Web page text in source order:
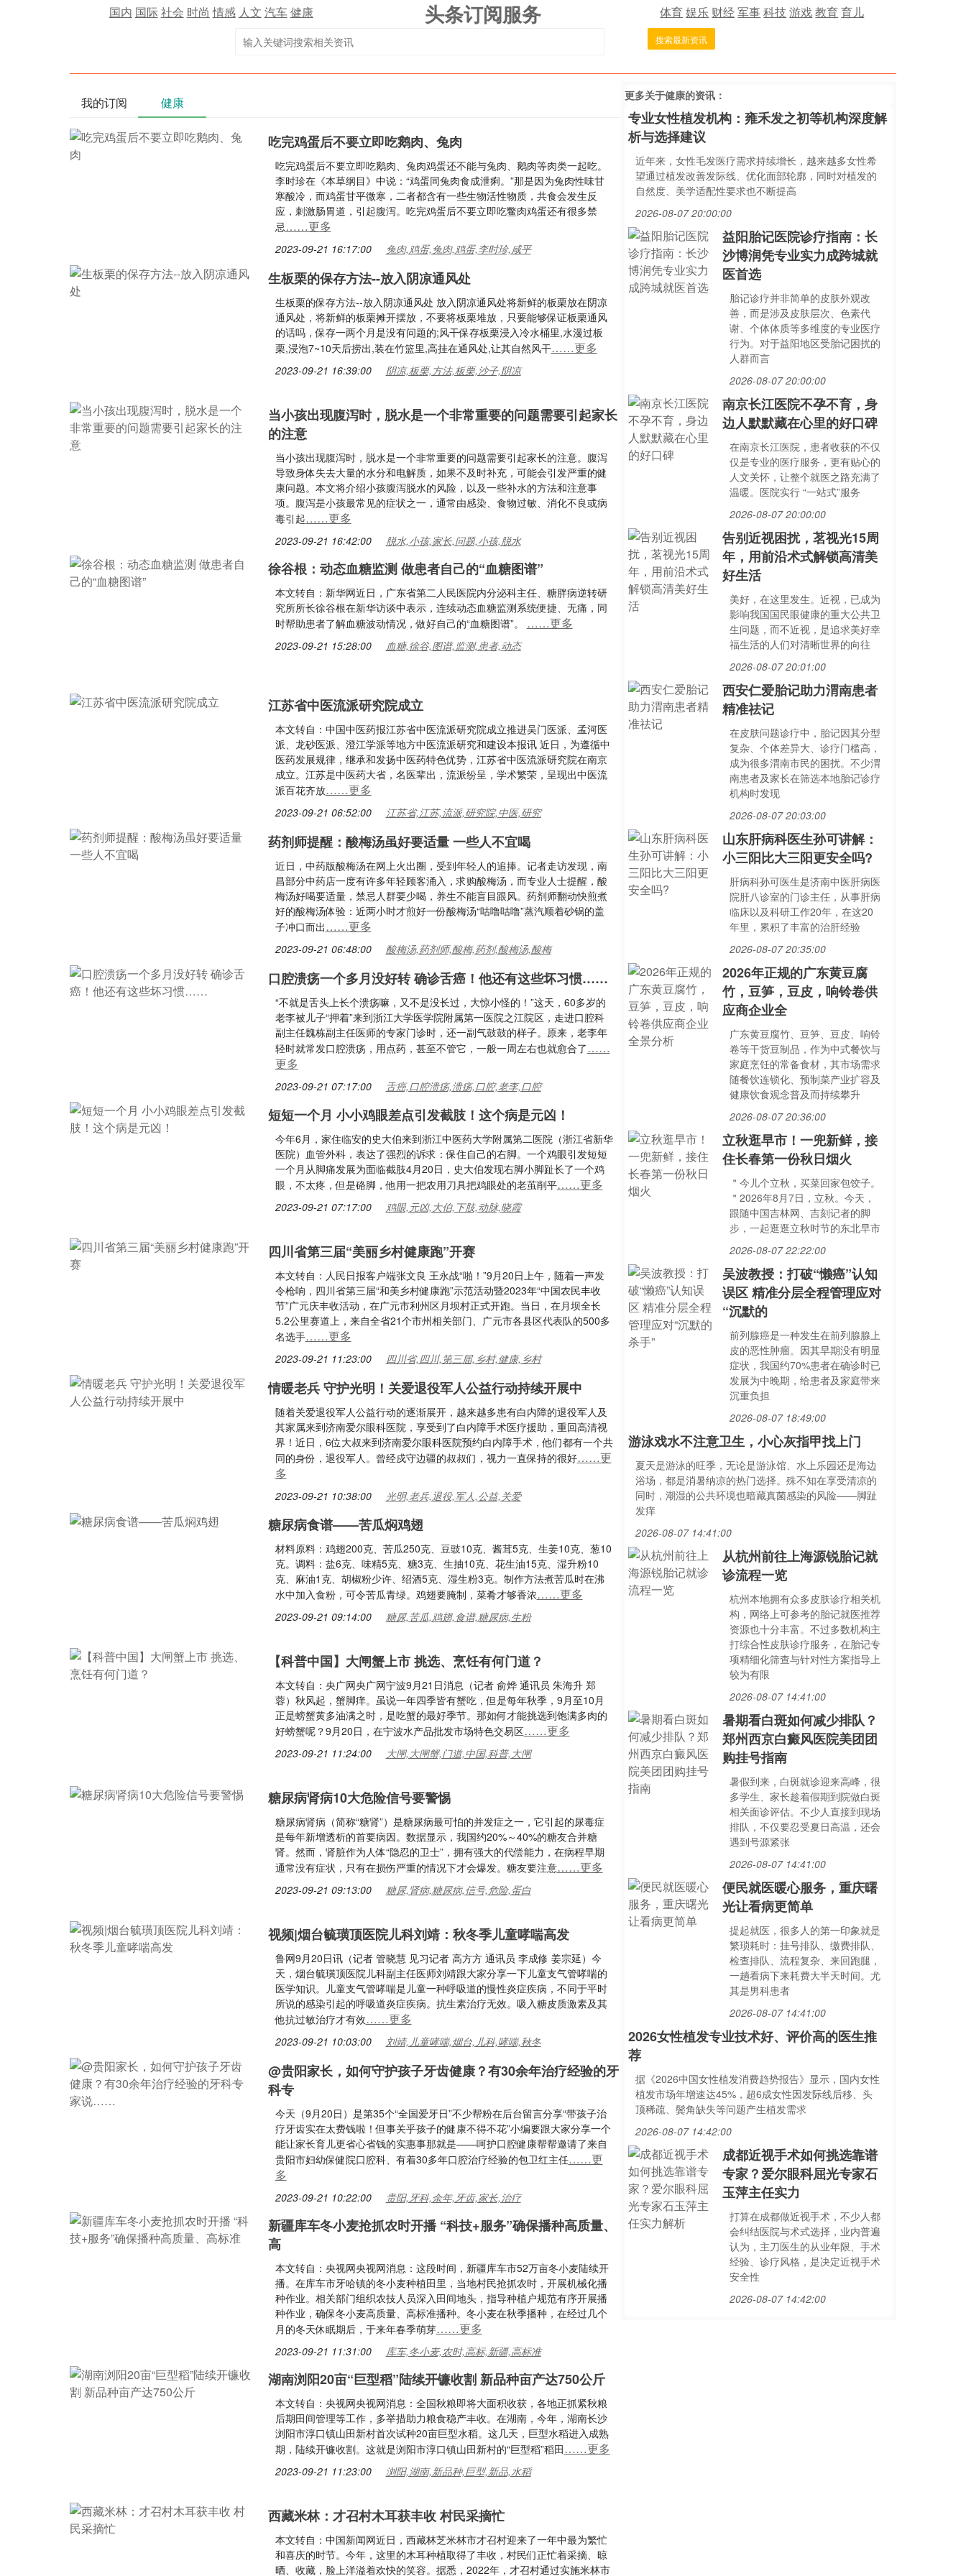
国内 国际社会 时尚 情感 人文 汽车健康 头条订阅服务 体育娱乐 财经军事科技游戏教育育儿
搜索最新资讯
我的订阅 健康
吃完鸡蛋后不要立即吃鹅肉、兔肉
吃完鸡蛋后不要立即吃鹅肉、兔肉鸡蛋还不能与兔肉、鹅肉等肉类一起吃。
李时珍在《本草纲目》中说：“鸡蛋同兔肉食成泄痢。”那是因为兔肉性味甘
寒酸冷，而鸡蛋甘平微寒，二者都含有一些生物活性物质，共食会发生反
应，刺激肠胃道，引起腹泻。吃完鸡蛋后不要立即吃鳖肉鸡蛋还有很多禁
忌……更多
2023-09-21 16:17:00 兔肉,鸡蛋,兔肉,鸡蛋,李时珍,咸平
生板栗的保存方法--放入阴凉通风处
生板栗的保存方法--放入阴凉通风处 放入阴凉通风处将新鲜的板栗放在阴凉
通风处，将新鲜的板栗摊开摆放，不要将板栗堆放，只要能够保证板栗通风
的话吗，保存一两个月是没有问题的;风干保存板栗浸入冷水桶里,水漫过板
栗,浸泡7~10天后捞出,装在竹篮里,高挂在通风处,让其自然风干……更多
2023-09-21 16:39:00 阴凉,板栗,方法,板栗,沙子,阴凉
当小孩出现腹泻时，脱水是一个非常重要的问题需要引起家长
的注意
当小孩出现腹泻时，脱水是一个非常重要的问题需要引起家长的注意。腹泻
导致身体失去大量的水分和电解质，如果不及时补充，可能会引发严重的健
康问题。本文将介绍小孩腹泻脱水的风险，以及一些补水的方法和注意事
项。腹泻是小孩最常见的症状之一，通常由感染、食物过敏、消化不良或病
毒引起……更多
2023-09-21 16:42:00 脱水,小孩,家长,问题,小孩,脱水
徐谷根：动态血糖监测 做患者自己的“血糖图谱”
本文转自：新华网近日，⼴东省第⼆⼈⺠医院内分泌科主任、糖胖病逆转研
究所所⻓徐⾕根在新华访谈中表示，连续动态血糖监测系统便捷、无痛，同
时帮助患者了解血糖波动情况，做好自己的“血糖图谱”。 ……更多
2023-09-21 15:28:00 血糖,徐谷,图谱,监测,患者,动态
江苏省中医流派研究院成立
本文转自：中国中医药报江苏省中医流派研究院成立推进吴门医派、孟河医
派、龙砂医派、澄江学派等地方中医流派研究和建设本报讯 近日，为遵循中
医药发展规律，继承和发扬中医药特色优势，江苏省中医流派研究院在南京
成立。江苏是中医药大省，名医辈出，流派纷呈，学术繁荣，呈现出中医流
派百花齐放……更多
2023-09-21 06:52:00 江苏省,江苏,流派,研究院,中医,研究
药剂师提醒：酸梅汤虽好要适量 一些人不宜喝
近日，中药版酸梅汤在网上火出圈，受到年轻人的追捧。记者走访发现，南
昌部分中药店一度有许多年轻顾客涌入，求购酸梅汤，而专业人士提醒，酸
梅汤好喝要适量，禁忌人群要少喝，养生不能盲目跟风。药剂师翻动快煎煮
好的酸梅汤体验：近两小时才煎好一份酸梅汤“咕噜咕噜”蒸汽顺着砂锅的盖
子冲口而出……更多
2023-09-21 06:48:00 酸梅汤,药剂师,酸梅,药剂,酸梅汤,酸梅
口腔溃疡一个多月没好转 确诊舌癌！他还有这些坏习惯……
“不就是舌头上长个溃疡嘛，又不是没长过，大惊小怪的！”这天，60多岁的
老李被儿子“押着”来到浙江大学医学院附属第一医院之江院区，走进口腔科
副主任魏栋副主任医师的专家门诊时，还一副气鼓鼓的样子。原来，老李年
轻时就常发口腔溃疡，用点药，甚至不管它，一般一周左右也就愈合了……
更多
2023-09-21 07:17:00 舌癌,口腔溃疡,溃疡,口腔,老李,口腔
短短一个月 小小鸡眼差点引发截肢！这个病是元凶！
今年6月，家住临安的史大伯来到浙江中医药大学附属第二医院（浙江省新华
医院）血管外科，表达了强烈的诉求：保住自己的右脚。一个鸡眼引发短短
一个月从脚痛发展为面临截肢4月20日，史大伯发现右脚小脚趾长了一个鸡
眼，不太疼，但是硌脚，他用一把农用刀具把鸡眼处的老茧削平……更多
2023-09-21 07:17:00 鸡眼,元凶,大伯,下肢,动脉,晓霞
四川省第三届“美丽乡村健康跑”开赛
本文转自：人民日报客户端张文良 王永战“啪！”9月20日上午，随着一声发
令枪响，四川省第三届“和美乡村健康跑”示范活动暨2023年“中国农民丰收
节”广元庆丰收活动，在广元市利州区月坝村正式开跑。当日，在月坝全长
5.2公里赛道上，来自全省21个市州相关部门、广元市各县区代表队的500多
名选手……更多
2023-09-21 11:23:00 四川省,四川,第三届,乡村,健康,乡村
情暖老兵 守护光明！关爱退役军人公益行动持续开展中
随着关爱退役军人公益行动的逐渐展开，越来越多患有白内障的退役军人及
其家属来到济南爱尔眼科医院，享受到了白内障手术医疗援助，重回高清视
界！近日，6位大叔来到济南爱尔眼科医院预约白内障手术，他们都有一个共
同的身份，退役军人。曾经戍守边疆的叔叔们，视力一直保持的很好……更
多
2023-09-21 10:38:00 光明,老兵,退役,军人,公益,关爱
糖尿病食谱——苦瓜焖鸡翅
材料原料：鸡翅200克、苦瓜250克、豆豉10克、酱茸5克、生姜10克、葱10
克。调料：盐6克、味精5克、糖3克、生抽10克、花生油15克、湿升粉10
克、麻油1克、胡椒粉少许、绍酒5克、湿生粉3克。制作方法煮苦瓜时在沸
水中加入食粉，可令苦瓜青绿。鸡翅要腌制，菜肴才够香浓……更多
2023-09-21 09:14:00 糖尿,苦瓜,鸡翅,食谱,糖尿病,生粉
【科普中国】大闸蟹上市 挑选、烹饪有何门道？
本文转自：央广网央广网宁波9月21日消息（记者 俞烨 通讯员 朱海升 郑
蓉）秋风起，蟹脚痒。虽说一年四季皆有蟹吃，但是每年秋季，9月至10月
正是螃蟹黄多油满之时，是吃蟹的最好季节。那如何才能挑选到饱满多肉的
好螃蟹呢？9月20日，在宁波水产品批发市场特色交易区……更多
2023-09-21 11:24:00 大闸,大闸蟹,门道,中国,科普,大闸
糖尿病肾病10大危险信号要警惕
糖尿病肾病（简称“糖肾”）是糖尿病最可怕的并发症之一，它引起的尿毒症
是每年新增透析的首要病因。数据显示，我国约20%～40%的糖友合并糖
肾。然而，肾脏作为人体“隐忍的卫士”，拥有强大的代偿能力，在病程早期
通常没有症状，只有在损伤严重的情况下才会爆发。糖友要注意……更多
2023-09-21 09:13:00 糖尿,肾病,糖尿病,信号,危险,蛋白
视频|烟台毓璜顶医院儿科刘靖：秋冬季儿童哮喘高发
鲁网9月20日讯（记者 管晓慧 见习记者 高方方 通讯员 李成修 姜宗延）今
天，烟台毓璜顶医院儿科副主任医师刘靖跟大家分享一下儿童支气管哮喘的
医学知识。儿童支气管哮喘是儿童一种呼吸道的慢性炎症疾病，不同于平时
所说的感染引起的呼吸道炎症疾病。抗生素治疗无效。吸入糖皮质激素及其
他抗过敏治疗才有效……更多
2023-09-21 10:03:00 刘靖,儿童哮喘,烟台,儿科,哮喘,秋冬
@贵阳家长，如何守护孩子牙齿健康？有30余年治疗经验的牙
科专
今天（9月20日）是第35个“全国爱牙日”不少帮粉在后台留言分享“带孩子治
疗牙齿实在太费钱啦！但事关乎孩子的健康不得不花”小编要跟大家分享一个
能让家长育儿更省心省钱的实惠事那就是——呵护口腔健康帮帮邀请了来自
贵阳市妇幼保健院口腔科、有着30多年口腔治疗经验的包卫红主任……更
多
2023-09-21 10:22:00 贵阳,牙科,余年,牙齿,家长,治疗
新疆库车冬小麦抢抓农时开播 “科技+服务”确保播种高质量、
高
本文转自：央视网央视网消息：这段时间，新疆库车市52万亩冬小麦陆续开
播。在库车市牙哈镇的冬小麦种植田里，当地村民抢抓农时，开展机械化播
种作业。相关部门组织农技人员深入田间地头，指导种植户规范有序开展播
种作业，确保冬小麦高质量、高标准播种。冬小麦在秋季播种，在经过几个
月的冬天休眠期后，于来年春季萌芽……更多
2023-09-21 11:31:00 库车,冬小麦,农时,高标,新疆,高标准
湖南浏阳20亩“巨型稻”陆续开镰收割 新品种亩产达750公斤
本文转自：央视网央视网消息：全国秋粮即将大面积收获，各地正抓紧秋粮
后期田间管理等工作，多举措助力粮食稳产丰收。在湖南，今年，湖南长沙
浏阳市淳口镇山田新村首次试种20亩巨型水稻。这几天，巨型水稻进入成熟
期，陆续开镰收割。这就是浏阳市淳口镇山田新村的“巨型稻”稻田……更多
2023-09-21 11:23:00 浏阳,湖南,新品种,巨型,新品,水稻
西藏米林：才召村木耳获丰收 村民采摘忙
本文转自：中国新闻网近日，西藏林芝米林市才召村迎来了一年中最为繁忙
和喜庆的时节。今年，这里的木耳种植取得了丰收，村民们正忙着采摘、晾
晒、收藏，脸上洋溢着欢快的笑容。据悉，2022年，才召村通过实施米林市
更多关于健康的资讯：
专业女性植发机构：雍禾发之初等机构深度解
析与选择建议
近年来，女性毛发医疗需求持续增长，越来越多女性希
望通过植发改善发际线、优化面部轮廓，同时对植发的
自然度、美学适配性要求也不断提高
2026-08-07 20:00:00
益阳胎记医院诊疗指南：长
沙博润凭专业实力成跨城就
医首选
胎记诊疗并非简单的皮肤外观改
善，而是涉及皮肤层次、色素代
谢、个体体质等多维度的专业医疗
行为。对于益阳地区受胎记困扰的
人群而言
2026-08-07 20:00:00
南京长江医院不孕不育，身
边人默默藏在心里的好口碑
在南京长江医院，患者收获的不仅
仅是专业的医疗服务，更有贴心的
人文关怀，让整个就医之路充满了
温暖。医院实行 “一站式”服务
2026-08-07 20:00:00
告别近视困扰，茗视光15周
年，用前沿术式解锁高清美
好生活
美好，在这里发生。近视，已成为
影响我国国民眼健康的重大公共卫
生问题，而不近视，是追求美好幸
福生活的人们对清晰世界的向往
2026-08-07 20:01:00
西安仁爱胎记助力渭南患者
精准祛记
在皮肤问题诊疗中，胎记因其分型
复杂、个体差异大、诊疗门槛高，
成为很多渭南市民的困扰。不少渭
南患者及家长在筛选本地胎记诊疗
机构时发现
2026-08-07 20:03:00
山东肝病科医生孙可讲解：
小三阳比大三阳更安全吗?
肝病科孙可医生是济南中医肝病医
院肝八诊室的门诊主任，从事肝病
临床以及科研工作20年，在这20
年里，累积了丰富的治肝经验
2026-08-07 20:35:00
2026年正规的广东黄豆腐
竹，豆笋，豆皮，响铃卷供
应商企业全
广东黄豆腐竹、豆笋、豆皮、响铃
卷等干货豆制品，作为中式餐饮与
家庭烹饪的常备食材，其市场需求
随餐饮连锁化、预制菜产业扩容及
健康饮食观念普及而持续攀升
2026-08-07 20:36:00
立秋逛早市！一兜新鲜，接
住长春第一份秋日烟火
＂今儿个立秋，买菜回家包饺子。
＂2026年8月7日，立秋。今天，
跟随中国吉林网、吉刻记者的脚
步，一起逛逛立秋时节的东北早市
2026-08-07 22:22:00
吴波教授：打破“懒癌”认知
误区 精准分层全程管理应对
“沉默的
前列腺癌是一种发生在前列腺腺上
皮的恶性肿瘤。因其早期没有明显
症状，我国约70%患者在确诊时已
发展为中晚期，给患者及家庭带来
沉重负担
2026-08-07 18:49:00
游泳戏水不注意卫生，小心灰指甲找上门
夏天是游泳的旺季，无论是游泳馆、水上乐园还是海边
浴场，都是消暑纳凉的热门选择。殊不知在享受清凉的
同时，潮湿的公共环境也暗藏真菌感染的风险——脚趾
发痒
2026-08-07 14:41:00
从杭州前往上海源锐胎记就
诊流程一览
杭州本地拥有众多皮肤诊疗相关机
构，网络上可参考的胎记就医推荐
资源也十分丰富。不过多数机构主
打综合性皮肤诊疗服务，在胎记专
项精细化筛查与针对性方案指导上
较为有限
2026-08-07 14:41:00
暑期看白斑如何减少排队？
郑州西京白癜风医院美团团
购挂号指南
暑假到来，白斑就诊迎来高峰，很
多学生、家长趁着假期到院做白斑
相关面诊评估。不少人直接到现场
排队，不仅要忍受夏日高温，还会
遇到号源紧张
2026-08-07 14:41:00
便民就医暖心服务，重庆曙
光让看病更简单
提起就医，很多人的第一印象就是
繁琐耗时：挂号排队、缴费排队、
检查排队、流程复杂、来回跑腿，
一趟看病下来耗费大半天时间。尤
其是男科患者
2026-08-07 14:41:00
2026女性植发专业技术好、评价高的医生推
荐
据《2026中国女性植发消费趋势报告》显示，国内女性
植发市场年增速达45%，超6成女性因发际线后移、头
顶稀疏、鬓角缺失等问题产生植发需求
2026-08-07 14:42:00
成都近视手术如何挑选靠谱
专家？爱尔眼科屈光专家石
玉萍主任实力
打算在成都做近视手术，不少人都
会纠结医院与术式选择，业内普遍
认为，主刀医生的从业年限、手术
经验、诊疗风格，是决定近视手术
安全性
2026-08-07 14:42:00